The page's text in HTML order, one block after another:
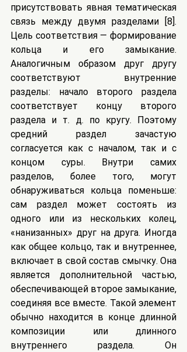
присутствовать явная тематическая
связь между двумя разделами [8].
Цель соответствия — формирование
кольца и его замыкание.
Аналогичным образом друг другу
соответствуют внутренние
разделы: начало второго раздела
соответствует концу второго
раздела и т. д. по кругу. Поэтому
средний раздел зачастую
согласуется как с началом, так и с
концом суры. Внутри самих
разделов, более того, могут
обнаруживаться кольца поменьше:
сам раздел может состоять из
одного или из нескольких колец,
«нанизанных» друг на друга. Иногда
как общее кольцо, так и внутреннее,
включает в свой состав смычку. Она
является дополнительной частью,
обеспечивающей второе замыкание,
соединяя все вместе. Такой элемент
обычно находится в конце длинной
композиции или длинного
внутреннего раздела. Он